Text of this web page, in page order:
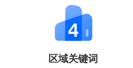
区域关键词